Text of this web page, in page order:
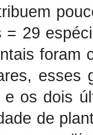
= 29
foram
esses
os dois
de